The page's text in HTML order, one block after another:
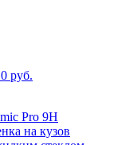
0 руб.
Pro 9H
на кузов